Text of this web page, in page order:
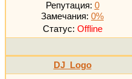
Репутация: 0
Замечания: 0%
Статус: Offline
DJ_Logo